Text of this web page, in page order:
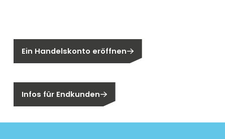
Ein Handelskonto eröffnen
Infos für Endkunden